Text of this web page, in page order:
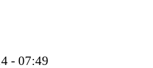
- 07:49